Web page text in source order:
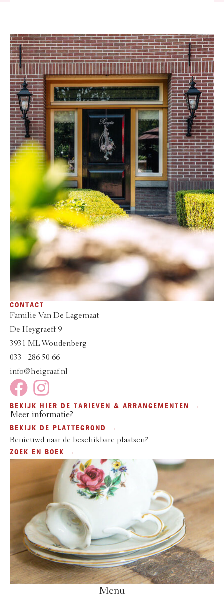
CONTACT
Familie Van De Lagemaat
De Heygraeff 9
3931 ML Woudenberg
033 - 286 50 66
info@heigraaf.nl
BEKIJK HIER DE TARIEVEN & ARRANGEMENTEN →
Meer informatie?
BEKIJK DE PLATTEGROND →
Benieuwd naar de beschikbare plaatsen?
ZOEK EN BOEK →
Menu